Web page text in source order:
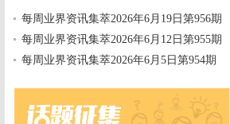
每周业界资讯集萃2026年6月19日第956期
每周业界资讯集萃2026年6月12日第955期
每周业界资讯集萃2026年6月5日第954期